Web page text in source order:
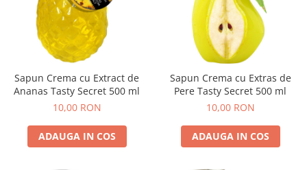
Sapun Crema cu Extract de
Ananas Tasty Secret 500 ml
10,00 RON
ADAUGA IN COS
Sapun Crema cu Extras de
Pere Tasty Secret 500 ml
10,00 RON
ADAUGA IN COS